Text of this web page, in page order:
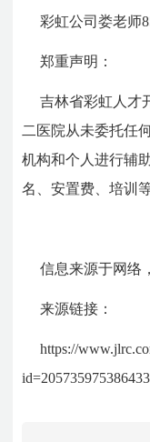
彩虹公司娄老师
郑重声明：
吉林省彩虹人才
二医院从未委托任
机构和个人进行辅
名、安置费、培训
信息来源于网络
来源链接：
https://